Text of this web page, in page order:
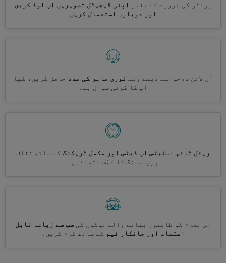
پرنٹر کی ضرورت کے بغیر
اپنی ڈیجیٹل تصویریں اپ لوڈ کریں
اور دوبارہ استعمال کریں
آن لائن درخواست دیتے وقت فوری ماہر کی مدد حاصل کریں، کیا
آپ کا کوئی سوال ہے۔
ریئل ٹائم اسٹیٹس اپ ڈیٹس اور مکمل ٹریکنگ کے ساتھ شفاف
پروسیسنگ کا لطف اٹھائیں۔
اس نظام کو طاقتور بنانے والے لوگوں کی سب سے زیادہ قابل
اعتماد اور جانکار ٹیم کے ساتھ کام کریں۔